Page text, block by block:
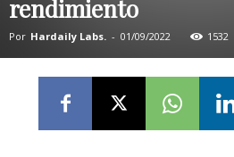
rendimiento
Por Hardaily Labs. - 01/09/2022 1532